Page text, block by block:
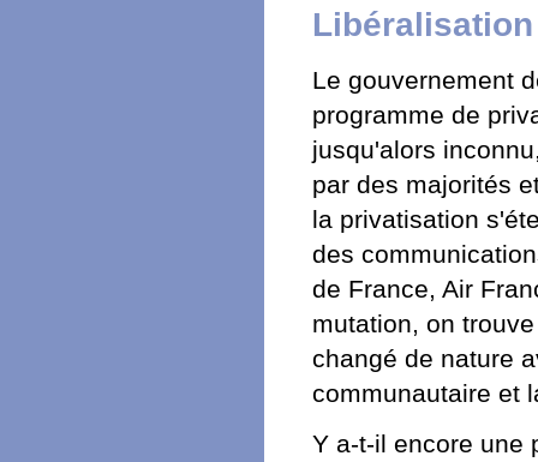
Le gouvernement
programme de
jusqu'alors
par des majorités
la privatisation
des
de France, Air
mutation, on
changé de nature
communautaire et
Y a-t-il encore une